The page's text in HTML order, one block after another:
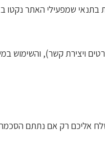
בתנאי שמפעילי האתר נקטו
ויצירת קשר), והשימוש
אליכם רק אם נתתם